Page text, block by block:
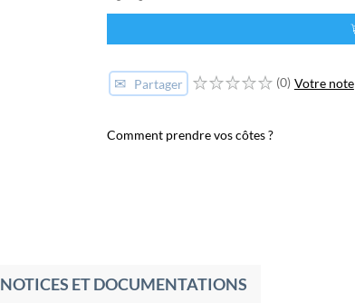
✉ Partager (0) Votre note
Comment prendre vos côtes ?
NOTICES ET DOCUMENTATIONS